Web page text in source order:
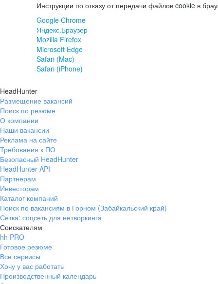
Инструкции по отказу от передачи файлов cookie в
Google Chrome
Яндекс.Браузер
Mozilla Firefox
Microsoft Edge
Safari (Mac)
Safari (iPhone)
HeadHunter
Размещение вакансий
Поиск по резюме
О компании
Наши вакансии
Реклама на сайте
Требования к ПО
Безопасный HeadHunter
HeadHunter API
Партнерам
Инвесторам
Каталог компаний
Поиск по вакансиям в Горном (Забайкальский край)
Сетка: соцсеть для нетворкинга
Соискателям
hh PRO
Готовое резюме
Все сервисы
Хочу у вас работать
Производственный календарь